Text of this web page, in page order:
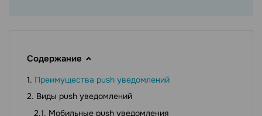
Содержание
Преимущества push уведомлений
Виды push уведомлений
Мобильные push уведомления